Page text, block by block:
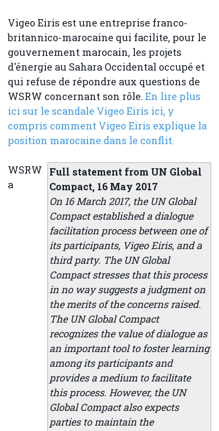
Vigeo Eiris est une entreprise franco-
britannico-marocaine qui facilite, pour le
gouvernement marocain, les projets
d'énergie au Sahara Occidental occupé et
qui refuse de répondre aux questions de
WSRW concernant son rôle. En lire plus
ici sur le scandale Vigeo Eiris ici, y
compris comment Vigeo Eiris explique la
position marocaine dans le conflit.
Full statement from UN Global
Compact, 16 May 2017
On 16 March 2017, the UN Global
Compact established a dialogue
facilitation process between one of
its participants, Vigeo Eiris, and a
third party. The UN Global
Compact stresses that this process
in no way suggests a judgment on
the merits of the concerns raised.
The UN Global Compact
recognizes the value of dialogue as
an important tool to foster learning
among its participants and
provides a medium to facilitate
this process. However, the UN
Global Compact also expects
parties to maintain the
WSRW
a